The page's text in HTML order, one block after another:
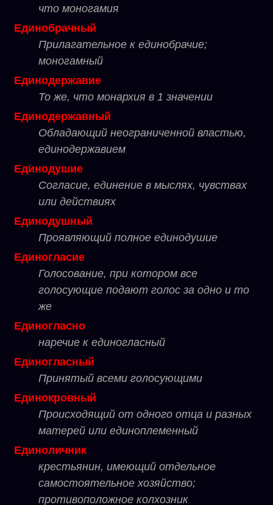
что моногамия
Единобрачный
Прилагательное к единобрачие;
моногамный
Единодержавие
То же, что монархия в 1 значении
Единодержавный
Обладающий неограниченной властью,
единодержавием
Единодушие
Согласие, единение в мыслях, чувствах
или действиях
Единодушный
Проявляющий полное единодушие
Единогласие
Голосование, при котором все
голосующие подают голос за одно и то
же
Единогласно
наречие к единогласный
Единогласный
Принятый всеми голосующими
Единокровный
Происходящий от одного отца и разных
матерей или единоплеменный
Единоличник
крестьянин, имеющий отдельное
самостоятельное хозяйство;
противоположное колхозник